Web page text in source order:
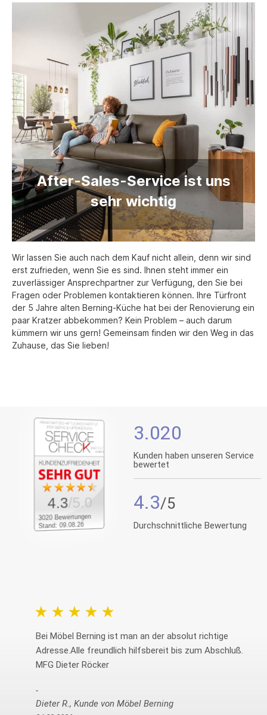
After-Sales-Service ist uns
sehr wichtig
Wir lassen Sie auch nach dem Kauf nicht allein, denn wir sind
erst zufrieden, wenn Sie es sind. Ihnen steht immer ein
zuverlässiger Ansprechpartner zur Verfügung, den Sie bei
Fragen oder Problemen kontaktieren können. Ihre Türfront
der 5 Jahre alten Berning-Küche hat bei der Renovierung ein
paar Kratzer abbekommen? Kein Problem – auch darum
kümmern wir uns gern! Gemeinsam finden wir den Weg in das
Zuhause, das Sie lieben!
3020 Bewertungen
Stand: 09.08.26
4.3/5.0
3.020
Kunden haben unseren Service
bewertet
4.3
Durchschnittliche Bewertung
Freundliche
03.04.2026